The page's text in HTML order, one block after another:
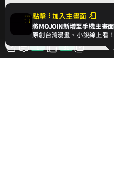
1 31
點擊 加入主畫面
將MOJOIN新增至手機主畫
原創台灣漫畫、小說線上看！
Cookie，欲瞭解更多資訊請見隱
我同